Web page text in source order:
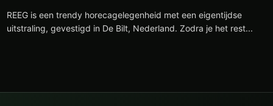
REEG is een trendy horecagelegenheid met een eigentijdse
uitstraling, gevestigd in De Bilt, Nederland. Zodra je het rest...